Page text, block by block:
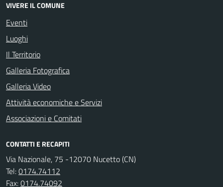
VIVERE IL COMUNE
Eventi
Luoghi
Il Territorio
Galleria Fotografica
Galleria Video
Attività economiche e Servizi
Associazioni e Comitati
CONTATTI E RECAPITI
Via Nazionale, 75 -12070 Nucetto (CN)
Tel:0174.74112
Fax:0174.74092